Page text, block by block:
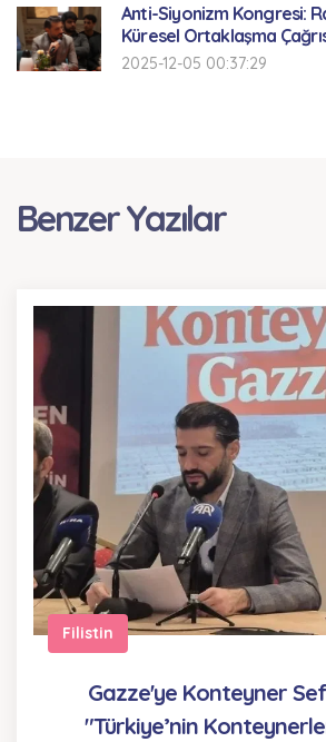
Anti-Siyonizm Kongresi:
Küresel Ortaklaşma
2025-12-05 00:37:29
Benzer Yazılar
Filistin
Gazze'ye Konteyner
"Türkiye’nin